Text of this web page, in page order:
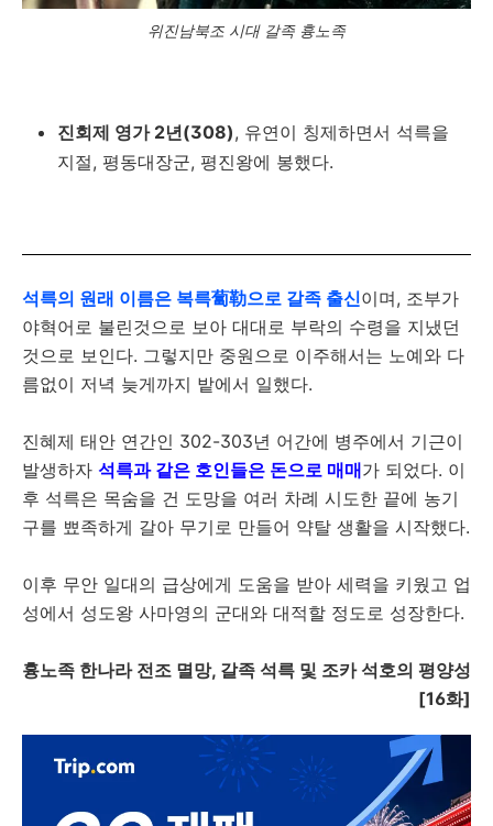
위진남북조 시대 갈족 흉노족
진회제 영가 2년(308), 유연이 칭제하면서 석륵을
지절, 평동대장군, 평진왕에 봉했다.
석륵의 원래 이름은 복륵蔔勒으로 갈족 출신이며, 조부가
야혁어로 불린것으로 보아 대대로 부락의 수령을 지냈던
것으로 보인다. 그렇지만 중원으로 이주해서는 노예와 다
름없이 저녁 늦게까지 밭에서 일했다.
진혜제 태안 연간인 302-303년 어간에 병주에서 기근이
발생하자 석륵과 같은 호인들은 돈으로 매매가 되었다. 이
후 석륵은 목숨을 건 도망을 여러 차례 시도한 끝에 농기
구를 뾰족하게 갈아 무기로 만들어 약탈 생활을 시작했다.
이후 무안 일대의 급상에게 도움을 받아 세력을 키웠고 업
성에서 성도왕 사마영의 군대와 대적할 정도로 성장한다.
흉노족 한나라 전조 멸망, 갈족 석륵 및 조카 석호의 평양성
[16화]